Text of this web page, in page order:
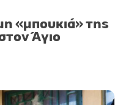
«μπουκιά» της
Άγιο